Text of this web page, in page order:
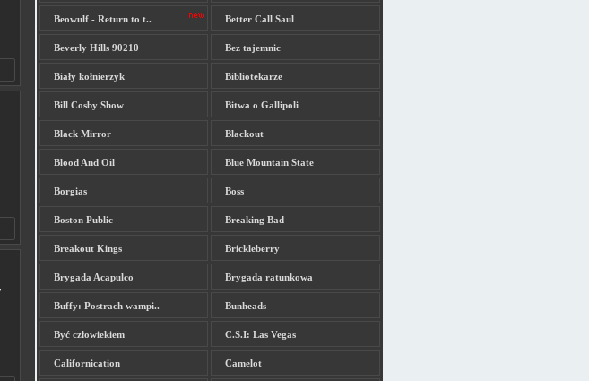
Beowulf - Return to t.. Better Call Saul
Beverly Hills 90210 Bez tajemnic
Biały kołnierzyk Bibliotekarze
Bill Cosby Show Bitwa o Gallipoli
Black Mirror Blackout
Blood And Oil Blue Mountain State
Borgias Boss
Boston Public Breaking Bad
Breakout Kings Brickleberry
Brygada Acapulco Brygada ratunkowa
Buffy: Postrach wampi.. Bunheads
Być człowiekiem C.S.I: Las Vegas
Californication Camelot